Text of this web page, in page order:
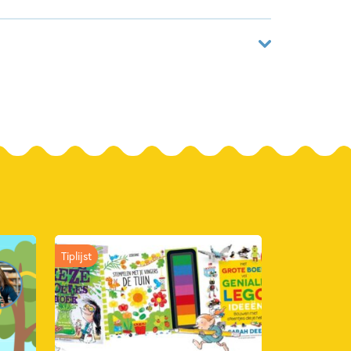
Hobby & knutselen Non-fictie
Tiplijst